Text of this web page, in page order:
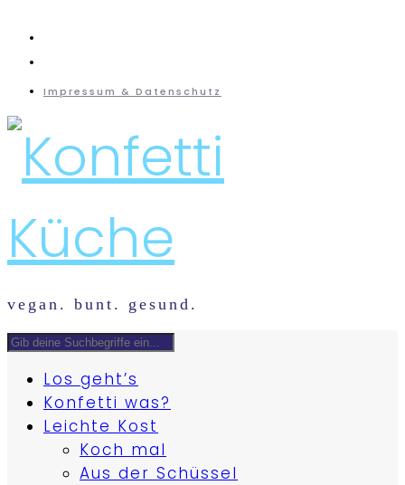
Impressum & Datenschutz
vegan. bunt. gesund.
Los geht’s
Konfetti was?
Leichte Kost
Koch mal
Aus der Schüssel